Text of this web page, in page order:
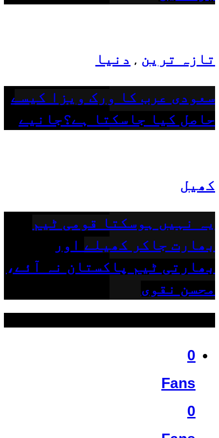
تازہ ترین , دنیا
سعودی عرب کا ورک ویزا کیسے
حاصل کیا جاسکتا ہے؟جانیے
کھیل
یہ نہیں ہوسکتا قومی ٹیم
بھارت جاکر کھیلے اور
بھارتی ٹیم پاکستان نہ آئے،
محسن نقوی
0
Fans
0